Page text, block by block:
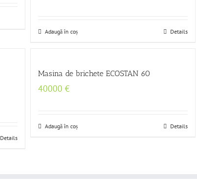
Adaugă în coș Details
Details
Masina de brichete ECOSTAN 60
40000€
Adaugă în coș Details